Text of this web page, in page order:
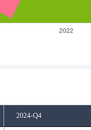
2024-Q4